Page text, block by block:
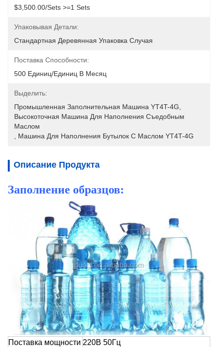
$3,500.00/sets >=1 Sets
Упаковывая Детали:
Стандартная Деревянная Упаковка Случая
Поставка Способности:
500 Единиц/единиц В Месяц
Выделить:
Промышленная Заполнительная Машина YT4T-4G
Высокоточная Машина Для Наполнения Съедобным
Маслом
Машина Для Наполнения Бутылок С Маслом YT4T-4G
Описание Продукта
Заполнение образцов:
Поставка мощности 220В 50Гц